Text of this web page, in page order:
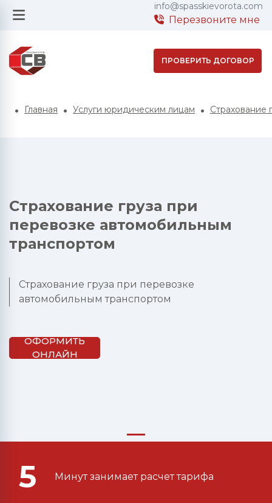
info@spasskievorota.com
Перезвоните мне
ПРОВЕРИТЬ ДОГОВОР
Главная Услуги юридическим лицам Страхование
Страхование груза при
перевозке автомобильным
транспортом
Страхование груза при перевозке
автомобильным транспортом
ОФОРМИТЬ
ОНЛАЙН
5 Минут занимает расчет тарифа